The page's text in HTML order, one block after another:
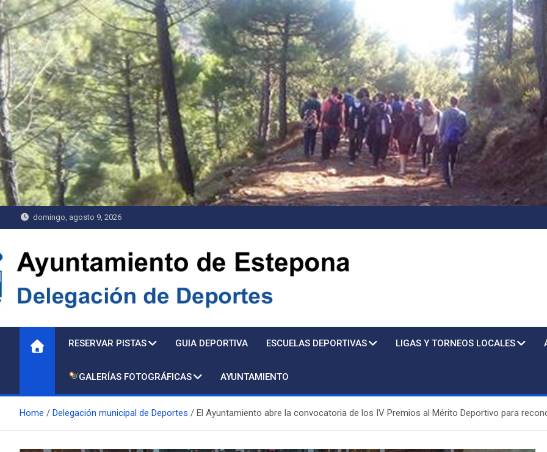
Saltar
al
contenido
domingo, agosto 9, 2026
Delegación de Deportes
RESERVAR PISTAS GUIA DEPORTIVA ESCUELAS DEPORTIVAS LIGAS Y TORNEOS LOCALES
GALERÍAS FOTOGRÁFICAS AYUNTAMIENTO
Home Delegación municipal de Deportes El Ayuntamiento abre la convocatoria de los IV Premios al Mérito Deportivo para